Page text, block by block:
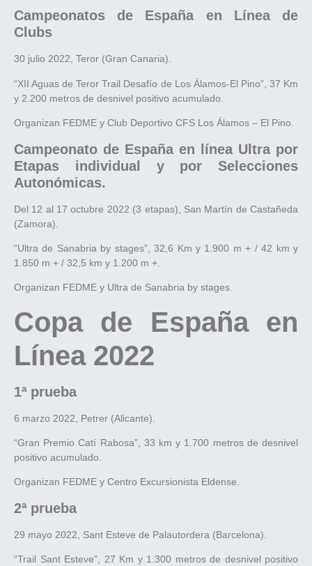
Campeonatos de España en Línea de
Clubs
30 julio 2022, Teror (Gran Canaria).
“XII Aguas de Teror Trail Desafío de Los Álamos-El Pino”, 37 Km
y 2.200 metros de desnivel positivo acumulado.
Organizan FEDME y Club Deportivo CFS Los Álamos – El Pino.
Campeonato de España en línea Ultra por
Etapas individual y por Selecciones
Autonómicas.
Del 12 al 17 octubre 2022 (3 etapas), San Martín de Castañeda
(Zamora).
“Ultra de Sanabria by stages”, 32,6 Km y 1.900 m + / 42 km y
1.850 m + / 32,5 km y 1.200 m +.
Organizan FEDME y Ultra de Sanabria by stages.
Copa de España en
Línea 2022
1ª prueba
6 marzo 2022, Petrer (Alicante).
“Gran Premio Catí Rabosa”, 33 km y 1.700 metros de desnivel
positivo acumulado.
Organizan FEDME y Centro Excursionista Eldense.
2ª prueba
29 mayo 2022, Sant Esteve de Palautordera (Barcelona).
“Trail Sant Esteve”, 27 Km y 1.300 metros de desnivel positivo